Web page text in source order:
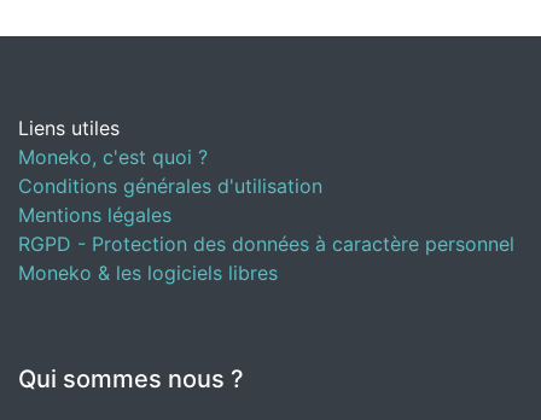
Liens utiles
Moneko, c'est quoi ?
Conditions générales d'utilisation
Mentions légales
RGPD - Protection des données à caractère personnel
Moneko & les logiciels libres
Qui sommes nous ?